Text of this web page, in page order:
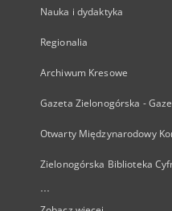
Nauka i dydaktyka
Regionalia
Archiwum Kresowe
Gazeta Zielonogórska -
Otwarty Międzynarodowy
Zielonogórska Biblioteka
...